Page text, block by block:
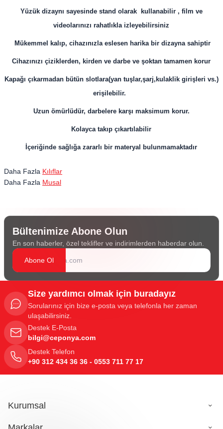
Yüzük dizaynı sayesinde stand olarak kullanabilir , film ve
videolarınızı rahatlıkla izleyebilirsiniz
Mükemmel kalıp, cihazınızla eslesen harika bir dizayna sahiptir
Cihazınızı çiziklerden, kirden ve darbe ve şoktan tamamen korur
Kapağı çıkarmadan bütün slotlara(yan tuşlar,şarj,kulaklik girişleri vs.)
erişilebilir.
Uzun ömürlüdür, darbelere karşı maksimum korur.
Kolayca takıp çıkartılabilir
İçeriğinde sağlığa zararlı bir materyal bulunmamaktadır
Daha Fazla Kılıflar
Daha Fazla Musal
Bültenimize Abone Olun
En son haberler, özel teklifler ve indirimlerden haberdar olun.
Abone Ol
Size yardımcı olmak için buradayız
Sorularınız için bize e-posta veya telefonla her zaman
ulaşabilirsiniz.
Destek E-Posta
bilgi@ceponya.com
Destek Telefon
+90 312 434 36 36 - 0553 711 77 17
Kurumsal